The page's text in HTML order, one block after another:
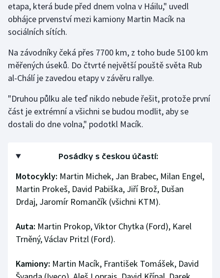
Lyže a snowboard
Moderní pětiboj
Motorsport
Olympijské hry
Parasport
Plavání
Rychlobruslení
Short track
Sportovní střelba
etapa, která bude před dnem volna v Háilu," uvedl
obhájce prvenství mezi kamiony Martin Macík na
sociálních sítích.
Na závodníky čeká přes 7700 km, z toho bude 5100 km
měřených úseků. Do čtvrté největší pouště světa Rub
al-Chálí je zavedou etapy v závěru rallye.
"Druhou půlku ale teď nikdo nebude řešit, protože první
část je extrémní a všichni se budou modlit, aby se
dostali do dne volna," podotkl Macík.
Posádky s českou účastí:
Motocykly: Martin Michek, Jan Brabec, Milan Engel,
Martin Prokeš, David Pabiška, Jiří Brož, Dušan
Drdaj, Jaromír Romančík (všichni KTM).
Auta: Martin Prokop, Viktor Chytka (Ford), Karel
Trněný, Václav Pritzl (Ford).
Kamiony: Martin Macík, František Tomášek, David